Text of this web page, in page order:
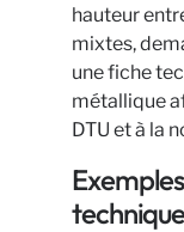
hauteur
mixtes,
une fiche
métallique
DTU et à la